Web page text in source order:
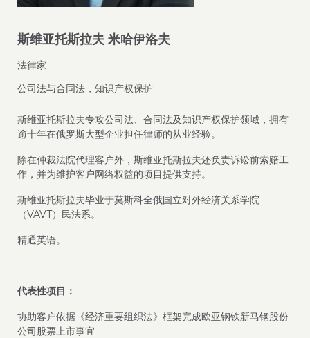
斯维亚托斯拉夫 米哈伊洛夫
法律家
公司法与合同法，知识产权保护
斯维亚托斯拉夫专攻公司法、合同法及知识产权保护领域，拥有
逾十年在俄罗斯大型企业担任律师的从业经验。
除在仲裁法院代理客户外，斯维亚托斯拉夫还负责诉讼前索赔工
作，并为维护客户网络权益的项目提供支持。
斯维亚托斯拉夫毕业于莫斯科全俄国立对外经济关系学院
（VAVT）民法系。
精通英语。
代表性项目：
协助客户依据《经济重要组织法》框架完成欧亚钢铁新马钢股份
公司股票上市事宜